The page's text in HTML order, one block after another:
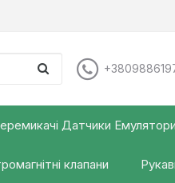
Датчики
клапани